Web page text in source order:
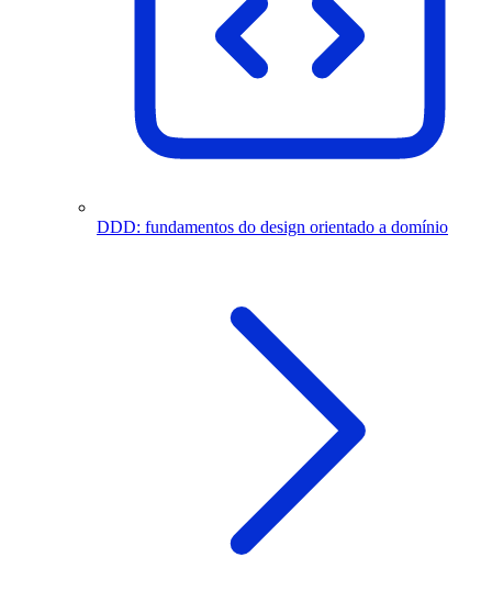
DDD: fundamentos do design orientado a domínio